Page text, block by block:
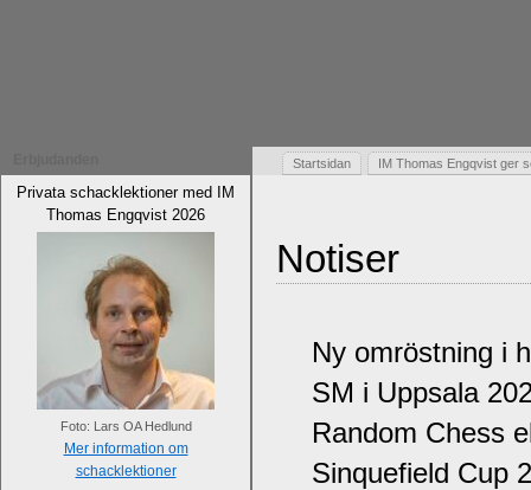
Privata schacklektioner med IM
Thomas Engqvist 2026
Foto: Lars OA Hedlund
Mer information om
schacklektioner
Startsidan IM Thomas Engqvist ger
Notiser
Ny omröstning i
SM i Uppsala
Random Chess
Sinquefield Cup